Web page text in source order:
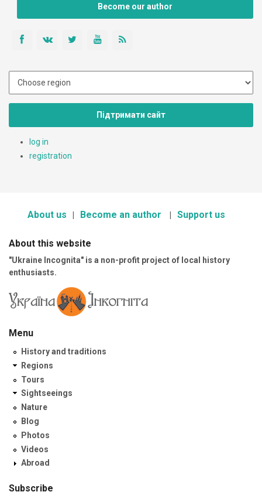
Become our author
Підтримати сайт
log in
registration
About us Become an author Support us
About this website
"Ukraine Incognita" is a non-profit project of local history
enthusiasts.
Menu
History and traditions
Regions
Tours
Sightseeings
Nature
Blog
Photos
Videos
Abroad
Subscribe